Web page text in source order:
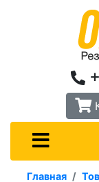
Главная